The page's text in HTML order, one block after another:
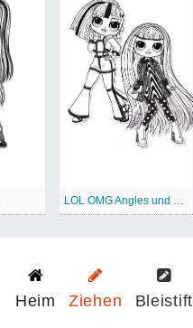
Heim Ziehen Bleistift